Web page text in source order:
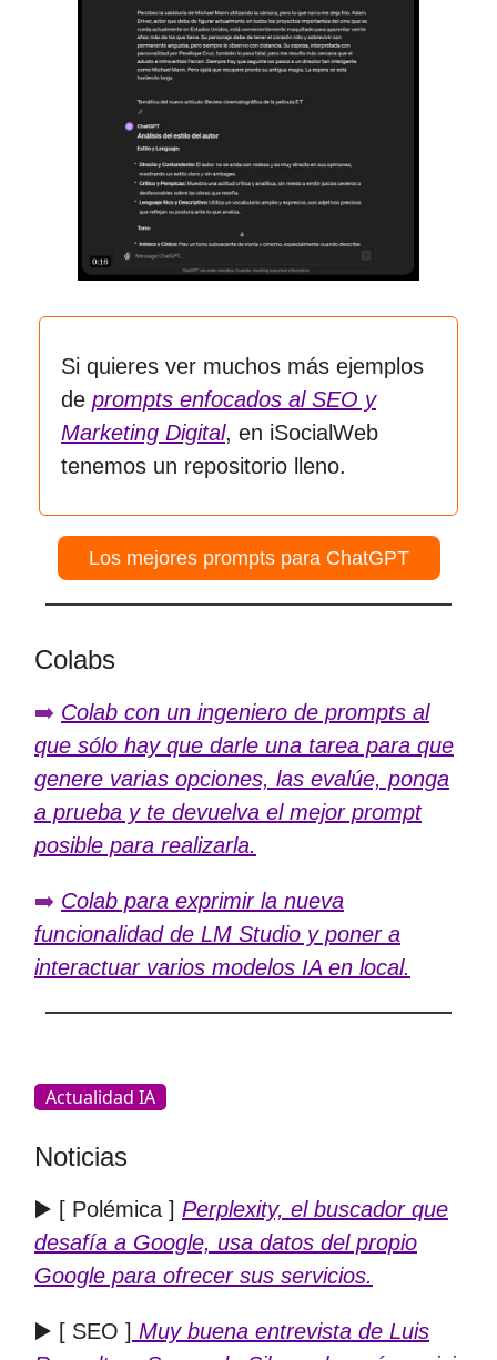
Si quieres ver muchos más ejemplos
de prompts enfocados al SEO y
Marketing Digital, en iSocialWeb
tenemos un repositorio lleno.
Los mejores prompts para ChatGPT
Colabs
➡️ Colab con un ingeniero de prompts al
que sólo hay que darle una tarea para que
genere varias opciones, las evalúe, ponga
a prueba y te devuelva el mejor prompt
posible para realizarla.
➡️ Colab para exprimir la nueva
funcionalidad de LM Studio y poner a
interactuar varios modelos IA en local.
Actualidad IA
Noticias
▶️ [ Polémica ] Perplexity, el buscador que
desafía a Google, usa datos del propio
Google para ofrecer sus servicios.
▶️ [ SEO ] Muy buena entrevista de Luis